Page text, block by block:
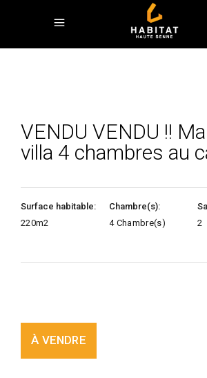
VENDU VENDU !!
villa 4 chambres au
Surface habitable:
220m2
Chambre(s):
4 Chambre(s)
2
À VENDRE